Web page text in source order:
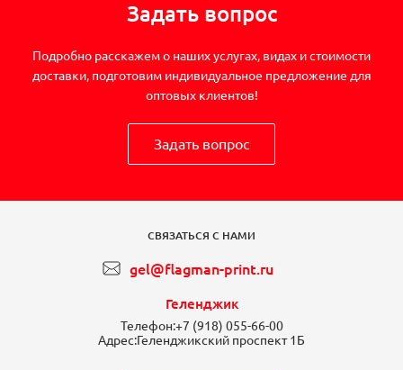
Задать вопрос
Подробно расскажем о наших услугах, видах и стоимости
доставки, подготовим индивидуальное предложение для
оптовых клиентов!
Задать вопрос
СВЯЗАТЬСЯ С НАМИ
gel@flagman-print.ru
Геленджик
Телефон:+7 (918) 055-66-00
Адрес:Геленджикский проспект 1Б